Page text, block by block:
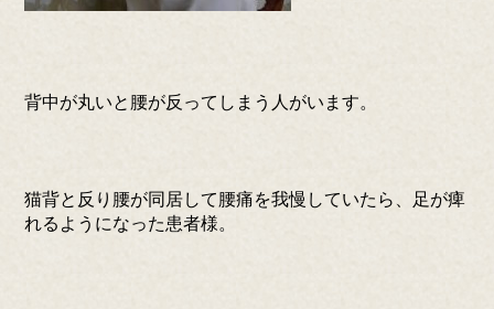
背中が丸いと腰が反ってしまう人がいます。
猫背と反り腰が同居して腰痛を我慢していたら、足が痺
れるようになった患者様。